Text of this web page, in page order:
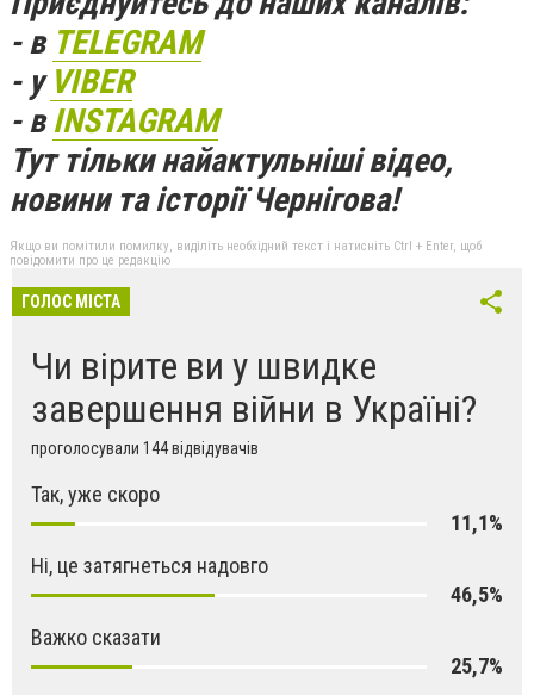
- в TELEGRAM
- у VIBER
- вINSTAGRAM
Тут тільки найактульніші відео,
новини та історії Чернігова!
Якщо ви помітили помилку, виділіть необхідний текст і натисніть Ctrl + Enter, щоб
повідомити про це редакцію
ГОЛОС МІСТА
Чи вірите ви у швидке
завершення війни в Україні?
проголосували 144 відвідувачів
Так, уже скоро
11,1%
Ні, це затягнеться надовго
46,5%
Важко сказати
25,7%